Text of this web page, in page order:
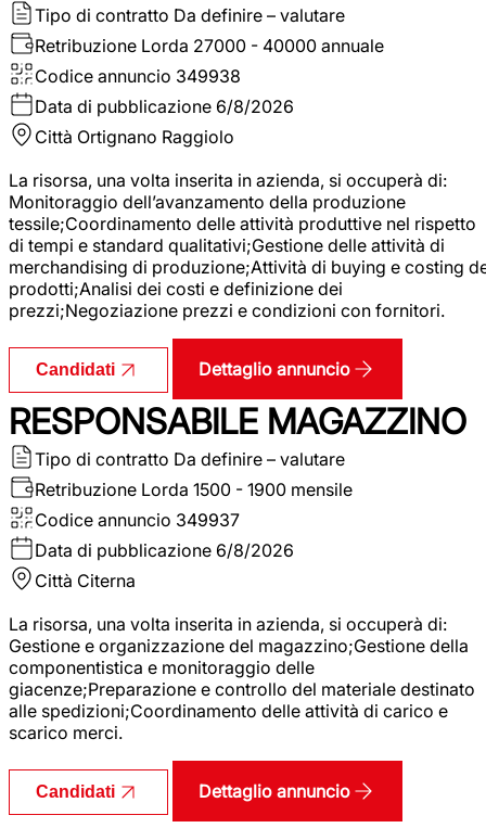
Tipo di contratto Da definire – valutare
Retribuzione Lorda 27000 - 40000 annuale
Codice annuncio 349938
Data di pubblicazione 6/8/2026
Città Ortignano Raggiolo
La risorsa, una volta inserita in azienda, si occuperà di:
Monitoraggio dell’avanzamento della produzione
tessile;Coordinamento delle attività produttive nel rispetto
di tempi e standard qualitativi;Gestione delle attività di
merchandising di produzione;Attività di buying e costing
prodotti;Analisi dei costi e definizione dei
prezzi;Negoziazione prezzi e condizioni con fornitori.
Candidati Dettaglio annuncio
RESPONSABILE MAGAZZINO
Tipo di contratto Da definire – valutare
Retribuzione Lorda 1500 - 1900 mensile
Codice annuncio 349937
Data di pubblicazione 6/8/2026
Città Citerna
La risorsa, una volta inserita in azienda, si occuperà di:
Gestione e organizzazione del magazzino;Gestione della
componentistica e monitoraggio delle
giacenze;Preparazione e controllo del materiale destinato
alle spedizioni;Coordinamento delle attività di carico e
scarico merci.
Candidati Dettaglio annuncio